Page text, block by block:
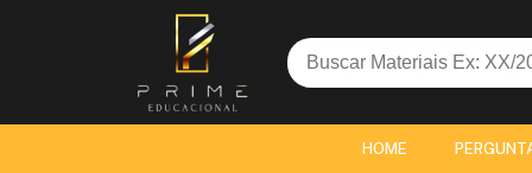
Search
for:
HOME